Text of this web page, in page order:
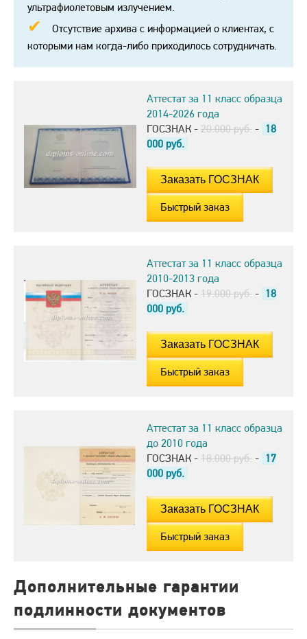
ультрафиолетовым излучением.
Отсутствие архива с информацией о клиентах, с
которыми нам когда-либо приходилось сотрудничать.
Аттестат за 11 класс образца
2014-2026 года
ГОСЗНАК - 20.000 руб. - 18
000 руб.
Быстрый заказ
Аттестат за 11 класс образца
2010-2013 года
ГОСЗНАК - 19.000 руб. - 18
000 руб.
Быстрый заказ
Аттестат за 11 класс образца
до 2010 года
ГОСЗНАК - 18.000 руб. - 17
000 руб.
Быстрый заказ
Дополнительные гарантии
подлинности документов